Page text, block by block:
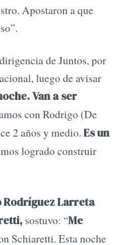
Apostaron a que
de Juntos, por
luego de avisar
Van a ser
con Rodrigo (De
2 años y medio. Es un
logrado construir
Rodríguez Larreta
sostuvo: “Me
Schiaretti. Esta noche